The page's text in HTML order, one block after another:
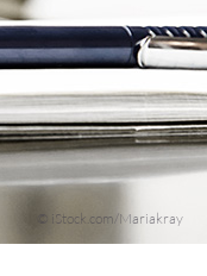
© iStock.com/Mariakray